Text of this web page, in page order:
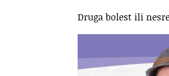
Druga bolest ili